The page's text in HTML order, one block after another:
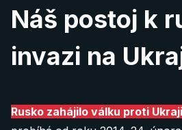
Náš postoj k
invazi na
Rusko zahájilo válku proti